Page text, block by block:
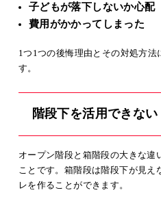
子どもが落下しないか心配
費用がかかってしまった
1つ1つの後悔理由とその対処方法
す。
階段下を活用できない
オープン階段と箱階段の大きな違
ことです。箱階段は階段下が見え
レを作ることができます。